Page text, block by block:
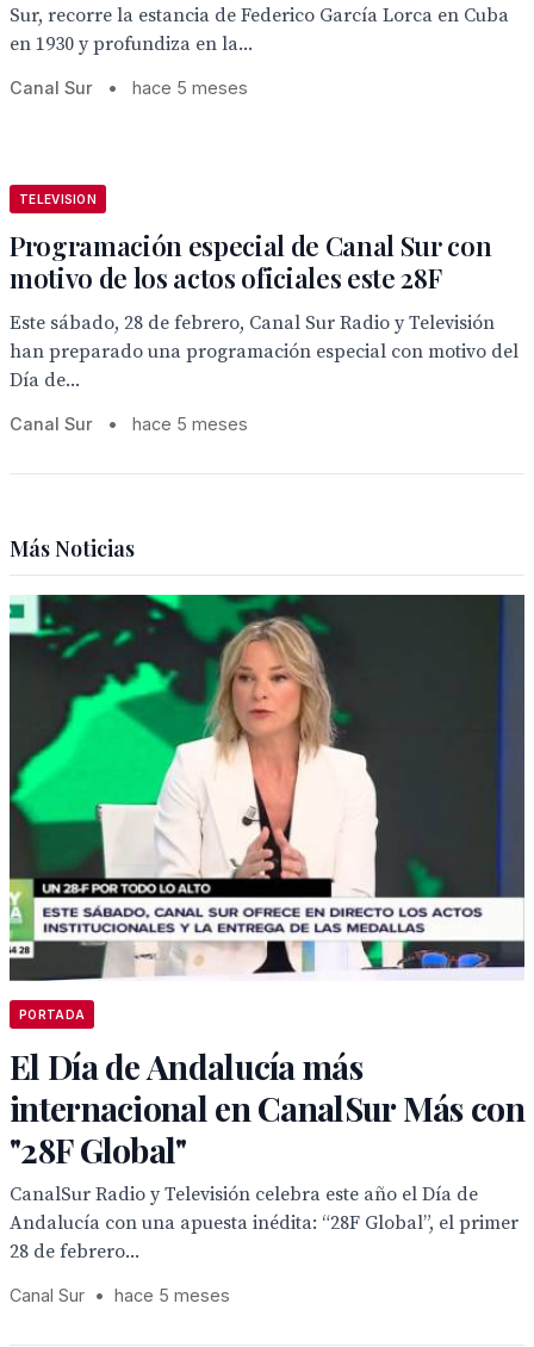
Sur, recorre la estancia de Federico García Lorca en Cuba
en 1930 y profundiza en la...
Canal Sur • hace 5 meses
TELEVISION
Programación especial de Canal Sur con
motivo de los actos oficiales este 28F
Este sábado, 28 de febrero, Canal Sur Radio y Televisión
han preparado una programación especial con motivo del
Día de...
Canal Sur • hace 5 meses
Más Noticias
PORTADA
El Día de Andalucía más
internacional en CanalSur Más con
"28F Global"
CanalSur Radio y Televisión celebra este año el Día de
Andalucía con una apuesta inédita: “28F Global”, el primer
28 de febrero...
Canal Sur • hace 5 meses